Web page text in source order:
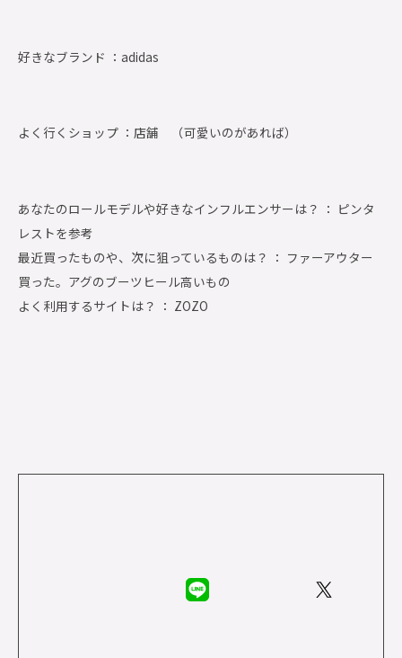
好きなブランド ： adidas
よく行くショップ ： 店舗 （可愛いのがあれば）
あなたのロールモデルや好きなインフルエンサーは？ ： ピンタ
レストを参考
最近買ったものや、次に狙っているものは？ ： ファーアウター
買った。アグのブーツヒール高いもの
よく利用するサイトは？ ： ZOZO